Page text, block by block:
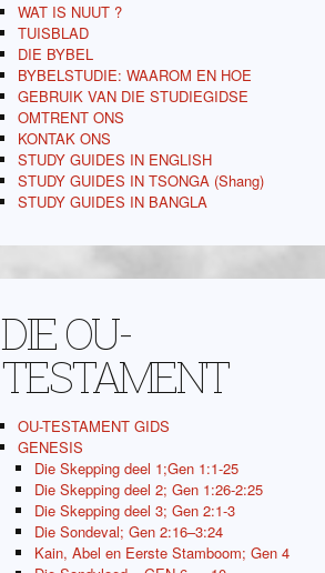
WAT IS NUUT ?
TUISBLAD
DIE BYBEL
BYBELSTUDIE: WAAROM EN HOE
GEBRUIK VAN DIE STUDIEGIDSE
OMTRENT ONS
KONTAK ONS
STUDY GUIDES IN ENGLISH
STUDY GUIDES IN TSONGA (Shang)
STUDY GUIDES IN BANGLA
DIE OU-
TESTAMENT
OU-TESTAMENT GIDS
GENESIS
Die Skepping deel 1;Gen 1:1-25
Die Skepping deel 2; Gen 1:26-2:25
Die Skepping deel 3; Gen 2:1-3
Die Sondeval; Gen 2:16–3:24
Kain, Abel en Eerste Stamboom; Gen 4